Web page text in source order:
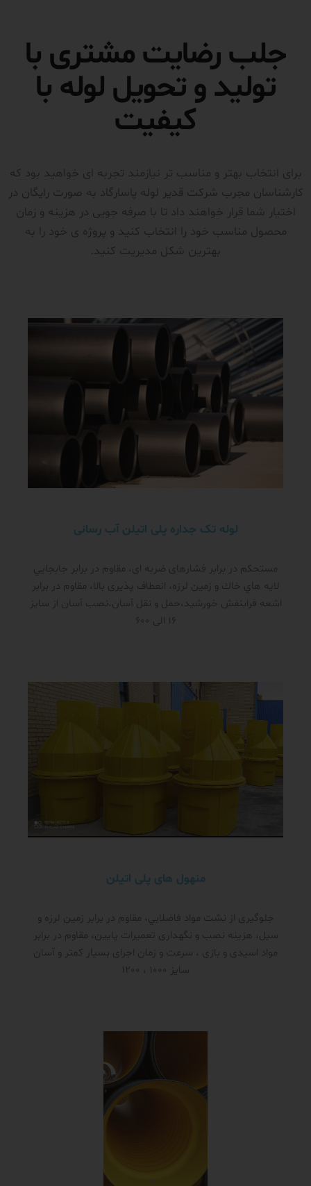
جلب رضایت مشتری با
تولید و تحویل لوله با
کیفیت
برای انتخاب بهتر و مناسب تر نیازمند تجربه ای خواهید بود که
کارشناسان مجرب شرکت قدیر لوله پاسارگاد به صورت رایگان در
اختیار شما قرار خواهند داد تا با صرفه جویی در هزینه و زمان
محصول مناسب خود را انتخاب کنید و پروژه ی خود را به
بهترین شکل مدیریت کنید.
لوله تک جداره پلی اتیلن آب رسانی
مستحکم در برابر فشار‌های ضربه ای، مقاوم در برابر جابجايي
لايه هاي خاك و زمين لرزه، انعطاف پذیری بالا، مقاوم در برابر
اشعه فرابنفش خورشید،حمل و نقل آسان،نصب آسان از سایز
16 الی 600
منهول های پلی اتیلن
جلوگیری از نشت مواد فاضلابي، مقاوم در برابر زمین لرزه و
سیل، هزینه نصب و نگهداری تعمیرات پایین، مقاوم در برابر
مواد اسیدی و بازی ، سرعت و زمان اجرای بسیار کمتر و آسان
سایز 1000 ، 1200